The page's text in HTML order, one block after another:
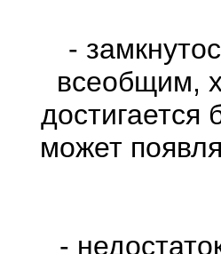
-
всеобщим,
достигается
может
-